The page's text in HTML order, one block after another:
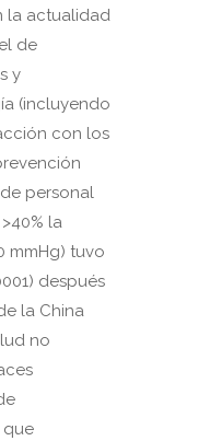
la actualidad
de
y
(incluyendo
con los
personal
la
mmHg) tuvo
después
la China
no
que